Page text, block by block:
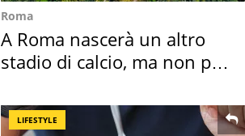
Roma
A Roma nascerà un altro
stadio di calcio, ma non per
LIFESTYLE